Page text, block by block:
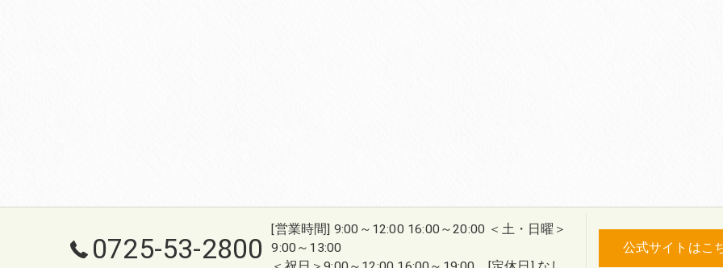
0725-53-2800
[営業時間] 9:00～12:00 16:00～20:00 ＜土・日曜＞
9:00～13:00
公式サイトはこ